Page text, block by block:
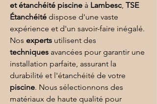
et étanchéité piscine à Lambesc, TSE
Étanchéité dispose d'une vaste
expérience et d'un savoir-faire inégalé.
Nos experts utilisent des
techniques avancées pour garantir une
installation parfaite, assurant la
durabilité et l'étanchéité de votre
piscine. Nous sélectionnons des
matériaux de haute qualité pour